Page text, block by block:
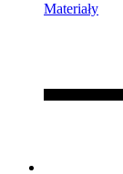
Materiały